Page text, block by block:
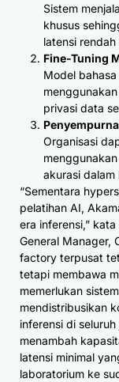
Sistem
khusus
latensi
Fine-Tuning
Model
privasi data
Organisasi
akurasi
“Sementara
pelatihan AI,
era inferensi,”
General Manager,
factory terpusat
tetapi membawa
memerlukan
mendistribusikan
inferensi di
menambah
latensi minimal
laboratorium ke